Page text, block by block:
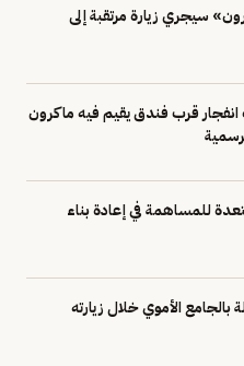
سيجري زيارة مرتقبة إلى
قرب فندق يقيم فيه ماكرون
للمساهمة في إعادة بناء
الأموي خلال زيارته